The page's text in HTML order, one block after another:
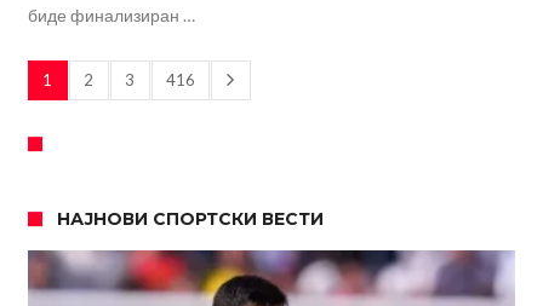
биде финализиран …
1 2 3 416
НАЈНОВИ СПОРТСКИ ВЕСТИ